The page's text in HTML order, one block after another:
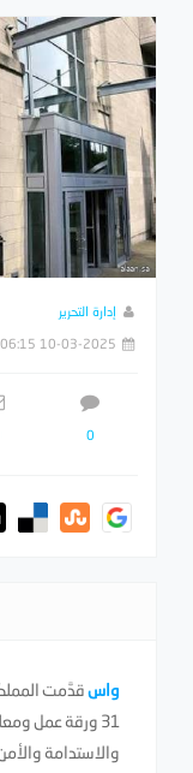
إدارة التحرير
10-03-2025 06:15 مساءً
0
واسقدَّمت
31 ورقة عمل
والاستدامة